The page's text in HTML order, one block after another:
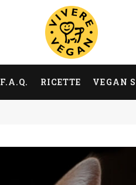
F.A.Q. RICETTE VEGAN